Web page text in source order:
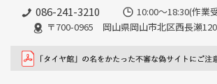
086-241-3210
10:00〜18:30(作業
〒700-0965 岡山県岡山市北区西長瀬